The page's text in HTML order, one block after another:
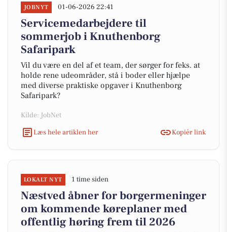
JOBNYT 01-06-2026 22:41
Servicemedarbejdere til
sommerjob i Knuthenborg
Safaripark
Vil du være en del af et team, der sørger for feks. at
holde rene udeområder, stå i boder eller hjælpe
med diverse praktiske opgaver i Knuthenborg
Safaripark?
Kilde: JobNet
Læs hele artiklen her
Kopiér link
LOKALT NYT 1 time siden
Næstved åbner for borgermeninger
om kommende køreplaner med
offentlig høring frem til 2026